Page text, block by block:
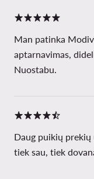
Man patinka
aptarnavimas,
Nuostabu.
Daug puikių prekių
tiek sau, tiek